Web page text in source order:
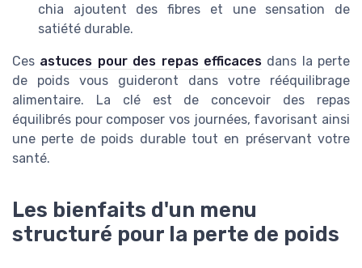
chia ajoutent des fibres et une sensation de
satiété durable.
Ces astuces pour des repas efficacesdans la perte
de poids vous guideront dans votre rééquilibrage
alimentaire. La clé est de concevoir des repas
équilibrés pour composer vos journées, favorisant ainsi
une perte de poids durable tout en préservant votre
santé.
Les bienfaits d'un menu
structuré pour la perte de poids